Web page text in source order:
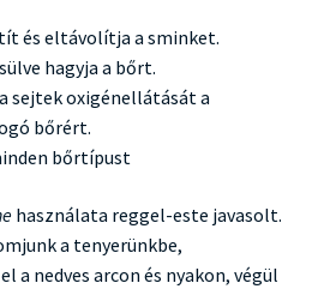
és eltávolítja a sminket.
hagyja a bőrt.
sejtek oxigénellátását a
bőrért.
bőrtípust
használata reggel-este javasolt.
a tenyerünkbe,
a nedves arcon és nyakon, végül